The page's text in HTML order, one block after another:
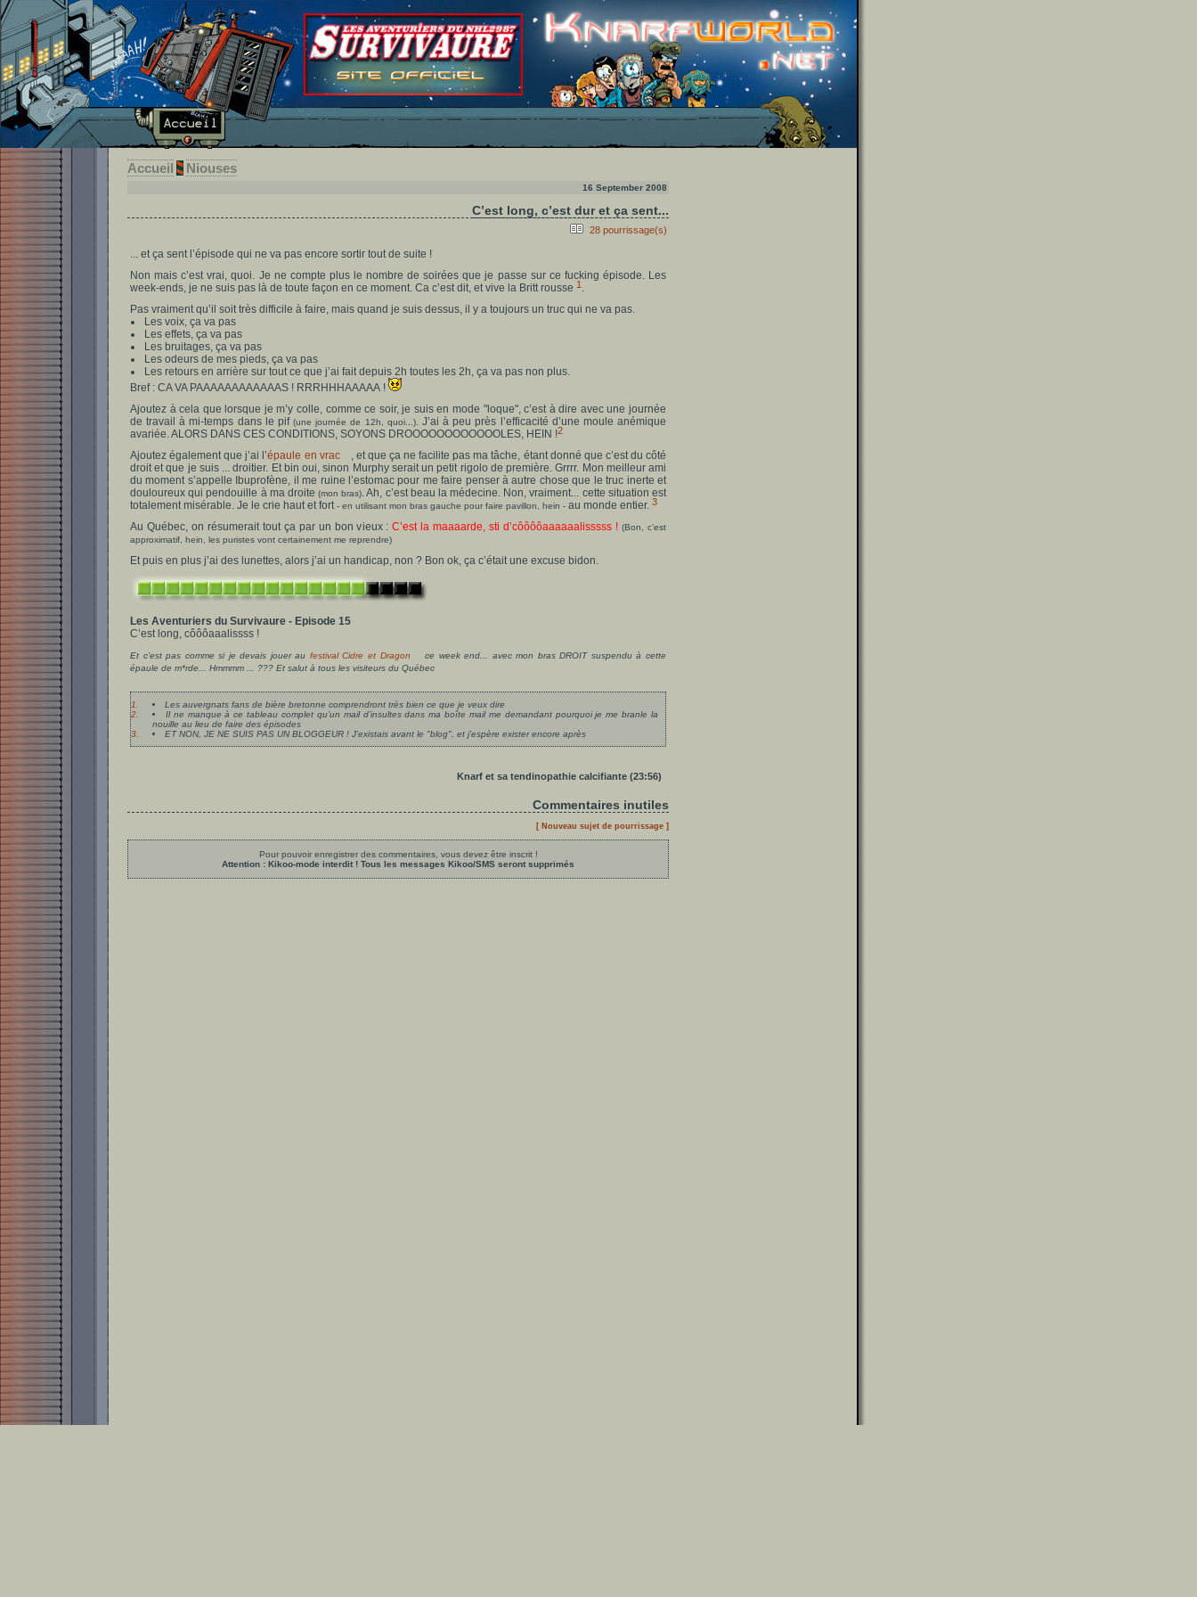
Accueil Niouses
16 September 2008
C’est long, c’est dur et ça sent...
28 pourrissage(s)
... et ça sent l’épisode qui ne va pas encore sortir tout de suite !
Non mais c’est vrai, quoi. Je ne compte plus le nombre de soirées que je passe sur ce fucking épisode. Les
week-ends, je ne suis pas là de toute façon en ce moment. Ca c’est dit, et vive la Britt rousse 1 .
Pas vraiment qu’il soit très difficile à faire, mais quand je suis dessus, il y a toujours un truc qui ne va pas.
Les voix, ça va pas
Les effets, ça va pas
Les bruitages, ça va pas
Les odeurs de mes pieds, ça va pas
Les retours en arrière sur tout ce que j’ai fait depuis 2h toutes les 2h, ça va pas non plus.
Bref : CA VA PAAAAAAAAAAAAS ! RRRHHHAAAAA !
Ajoutez à cela que lorsque je m’y colle, comme ce soir, je suis en mode "loque", c’est à dire avec une journée
de travail à mi-temps dans le pif(une journée de 12h, quoi...). J’ai à peu près l’efficacité d’une moule anémique
avariée. ALORS DANS CES CONDITIONS, SOYONS DROOOOOOOOOOOOLES, HEIN !2
Ajoutez également que j’ai l’épaule en vrac
, et que ça ne facilite pas ma tâche, étant donné que c’est du côté
droit et que je suis ... droitier. Et bin oui, sinon Murphy serait un petit rigolo de première. Grrrr. Mon meilleur ami
du moment s’appelle Ibuprofène, il me ruine l’estomac pour me faire penser à autre chose que le truc inerte et
douloureux qui pendouille à ma droite(mon bras). Ah, c’est beau la médecine. Non, vraiment... cette situation est
totalement misérable. Je le crie haut et fort- en utilisant mon bras gauche pour faire pavillon, hein - au monde entier. 3
Au Québec, on résumerait tout ça par un bon vieux :C’est la maaaarde, sti d’côôôôaaaaaalisssss ! (Bon, c’est
approximatif, hein, les puristes vont certainement me reprendre)
Et puis en plus j’ai des lunettes, alors j’ai un handicap, non ? Bon ok, ça c’était une excuse bidon.
Les Aventuriers du Survivaure - Episode 15
C’est long, côôôaaalissss !
Et c’est pas comme si je devais jouer au festival Cidre et Dragon
ce week end... avec mon bras DROIT suspendu à cette
épaule de m*rde... Hmmmm ... ??? Et salut à tous les visiteurs du Québec
1.
Les auvergnats fans de bière bretonne comprendront très bien ce que je veux dire
2.
Il ne manque à ce tableau complet qu’un mail d’insultes dans ma boîte mail me demandant pourquoi je me branle la
nouille au lieu de faire des épisodes
3.
ET NON, JE NE SUIS PAS UN BLOGGEUR ! J’existais avant le "blog", et j’espère exister encore après
Knarf et sa tendinopathie calcifiante (23:56)
Commentaires inutiles
[ Nouveau sujet de pourrissage ]
Pour pouvoir enregistrer des commentaires, vous devez être inscrit !
Attention : Kikoo-mode interdit ! Tous les messages Kikoo/SMS seront supprimés